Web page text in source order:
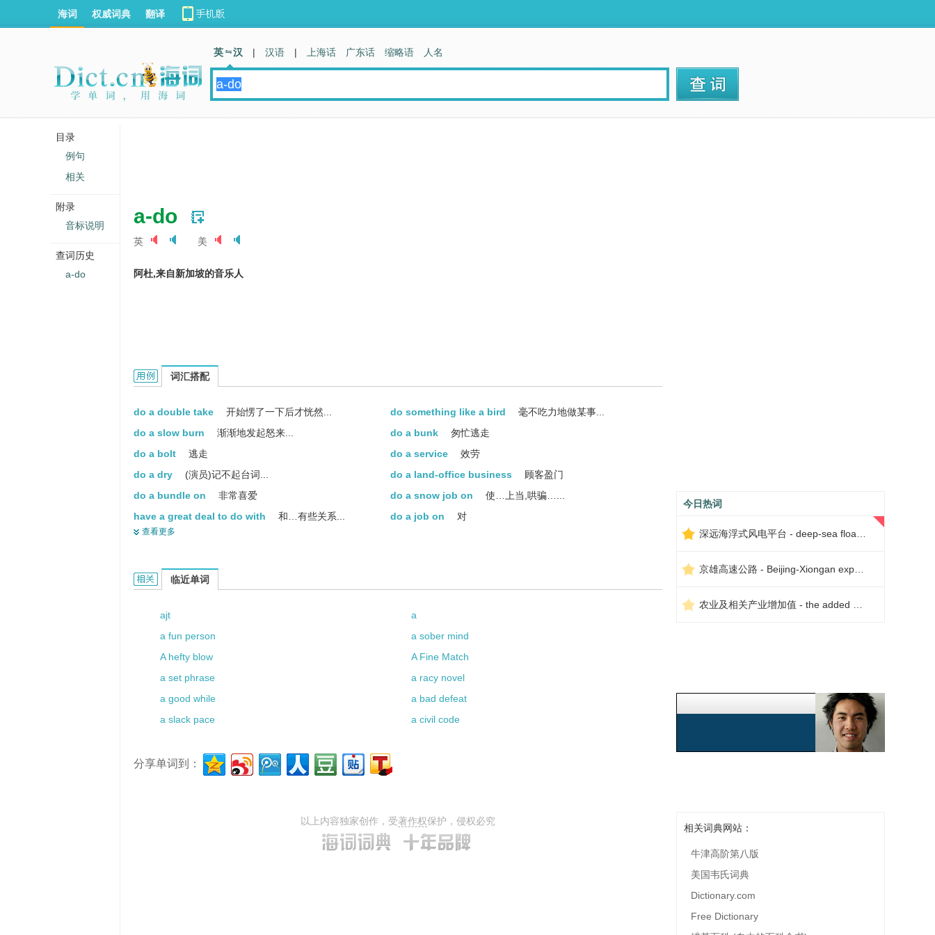
a-do
英 美
阿杜,来自新加坡的音乐人
A-Do的用法和样例：
词汇搭配
do a double take 开始愣了一下后才恍然... do something like a bird
毫不吃力地做某事...
do a slow burn
渐渐地发起怒来... do a bunk
匆忙逃走
do a bolt
逃走 do a service
效劳
do a dry
(演员)记不起台词... do a land-office business
顾客盈门
do a bundle on
非常喜爱 do a snow job on
使…上当,哄骗…...
have a great deal to do with
和…有些关系... do a job on
对
do a good job
have half a mind to do something
do someone a mischief
make a resolve to do something
查看更多
A-Do的相关资料：
临近单词
ajt
a
a fun person
a sober mind
A hefty blow
A Fine Match
a set phrase
a racy novel
a good while
a bad defeat
a slack pace
a civil code
分享单词到：
以上内容独家创作，受著作权保护，侵权必究
今日热词
相关词典网站：
牛津高阶第八版
美国韦氏词典
Dictionary.com
Free Dictionary
海词 权威词典 翻译
英 汉 | 汉语 | 上海话 广东话 缩略语 人名
目录
例句
相关
附录
音标说明
查词历史
a-do